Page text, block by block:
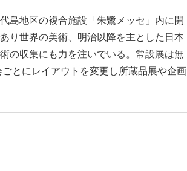
島地区の複合施設「朱鷺メッセ」内に開
り世界の美術、明治以降を主とした日本
の収集にも力を注いでいる。常設展は無
とにレイアウトを変更し所蔵品展や企画